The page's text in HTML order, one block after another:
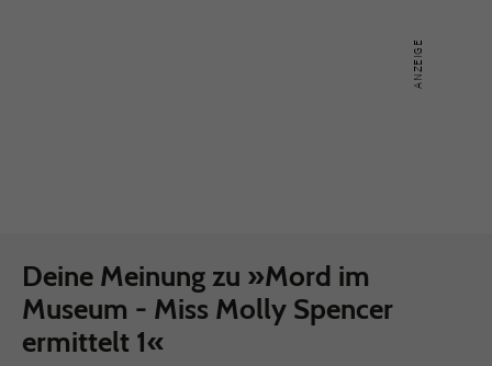
Deine Meinung zu »Mord im
Museum - Miss Molly Spencer
ermittelt 1«